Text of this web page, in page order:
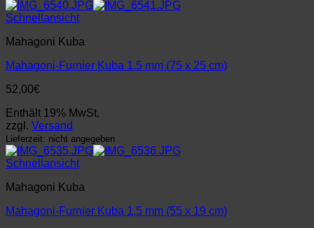
Schnellansicht
Mahagoni Kuba
Mahagoni-Furnier Kuba 1,5 mm (75 x 25 cm)
52,00€
Enthält 19% MwSt.
zzgl. Versand
Lieferzeit: nicht angegeben
Schnellansicht
Mahagoni Kuba
Mahagoni-Furnier Kuba 1,5 mm (55 x 19 cm)